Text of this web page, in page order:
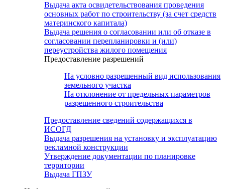
Выдача акта освидетельствования проведения
основных работ по строительству (за счет средств
материнского капитала)
Выдача решения о согласовании или об отказе в
согласовании перепланировки и (или)
переустройства жилого помещения
Предоставление разрешений
На условно разрешенный вид использования
земельного участка
На отклонение от предельных параметров
разрешенного строительства
Предоставление сведений содержащихся в
ИСОГД
Выдача разрешения на установку и эксплуатацию
рекламной конструкции
Утверждение документации по планировке
территории
Выдача ГПЗУ